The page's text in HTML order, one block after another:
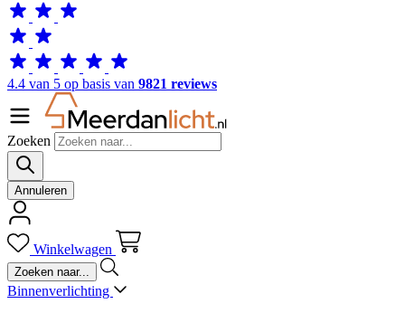
4.4 van 5 op basis van 9821 reviews
Zoeken
Annuleren
Winkelwagen
Binnenverlichting